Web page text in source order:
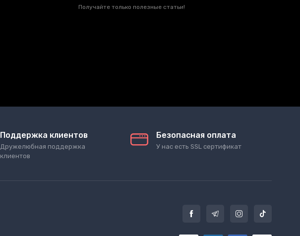
Получайте только полезные статьи!
Поддержка клиентов
Дружелюбная поддержка
клиентов
Безопасная оплата
У нас есть SSL сертификат